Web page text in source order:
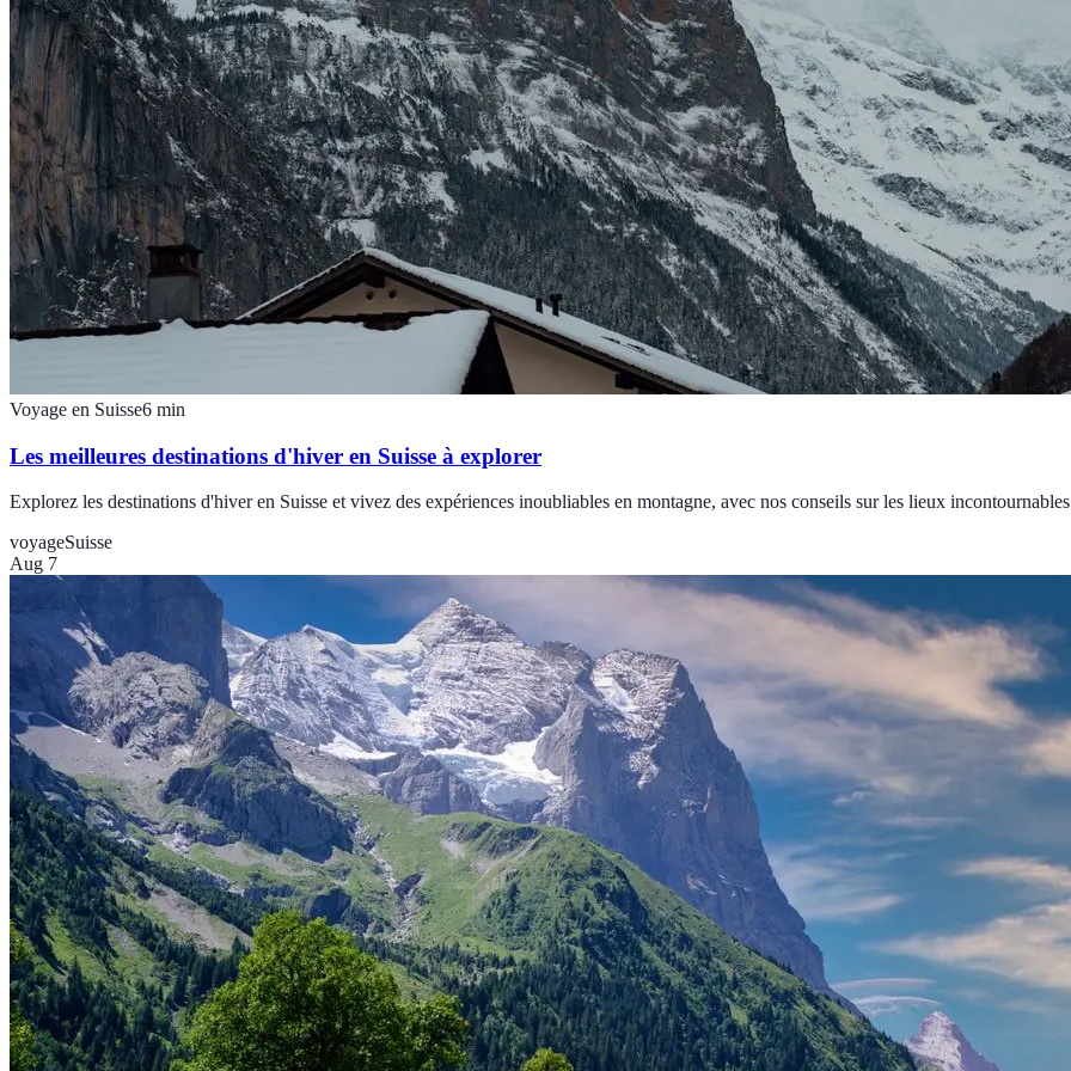
Voyage en Suisse6 min
Les meilleures destinations d'hiver en Suisse à explorer
Explorez les destinations d'hiver en Suisse et vivez des expériences inoubliables en montagne, avec nos conseils sur les lieux
voyageSuisse
Aug 7